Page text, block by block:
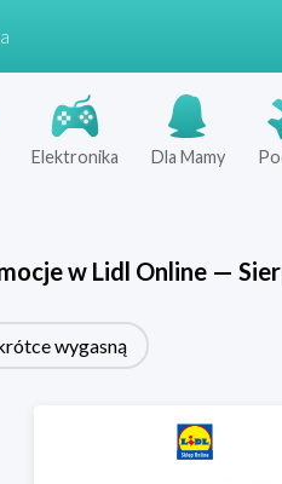
Elektronika Dla Mamy
w Lidl Online—
wygasną